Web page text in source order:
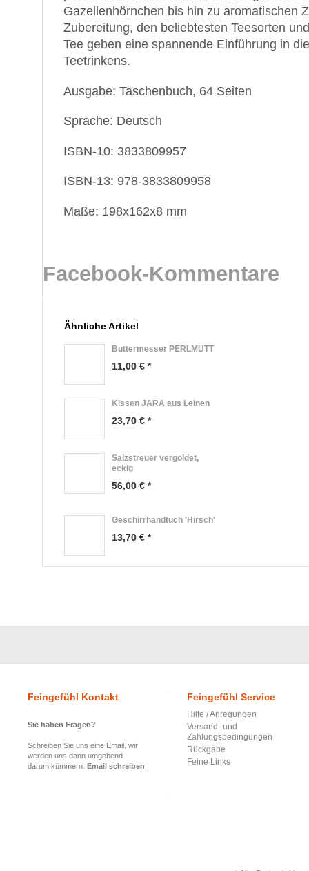
Gazellenhörnchen bis hin zu aromatischen
Zubereitung, den beliebtesten Teesorten
Tee geben eine spannende Einführung in
Teetrinkens.
Ausgabe: Taschenbuch, 64 Seiten
Sprache: Deutsch
ISBN-10: 3833809957
ISBN-13: 978-3833809958
Maße: 198x162x8 mm
Facebook-Kommentare
Ähnliche Artikel
Buttermesser PERLMUTT
11,00 € *
Kissen JARA aus Leinen
23,70 € *
Salzstreuer vergoldet,
eckig
56,00 € *
Geschirrhandtuch 'Hirsch'
13,70 € *
Feingefühl Kontakt
Sie haben Fragen?
Schreiben Sie uns eine Email, wir
werden uns dann umgehend
darum kümmern. Email schreiben
Feingefühl Service
Hilfe / Anregungen
Versand- und
Zahlungsbedingungen
Rückgabe
Feine Links